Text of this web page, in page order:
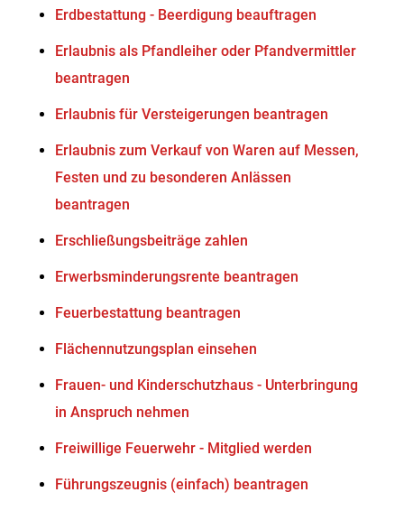
Erdbestattung - Beerdigung beauftragen
Erlaubnis als Pfandleiher oder Pfandvermittler
beantragen
Erlaubnis für Versteigerungen beantragen
Erlaubnis zum Verkauf von Waren auf Messen,
Festen und zu besonderen Anlässen
beantragen
Erschließungsbeiträge zahlen
Erwerbsminderungsrente beantragen
Feuerbestattung beantragen
Flächennutzungsplan einsehen
Frauen- und Kinderschutzhaus - Unterbringung
in Anspruch nehmen
Freiwillige Feuerwehr - Mitglied werden
Führungszeugnis (einfach) beantragen